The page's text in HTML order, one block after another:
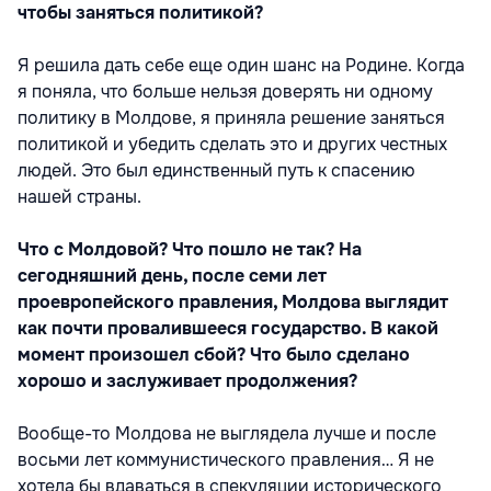
чтобы заняться политикой?
Я решила дать себе еще один шанс на Родине. Когда
я поняла, что больше нельзя доверять ни одному
политику в Молдове, я приняла решение заняться
политикой и убедить сделать это и других честных
людей. Это был единственный путь к спасению
нашей страны.
Что с Молдовой? Что пошло не так? На
сегодняшний день, после семи лет
проевропейского правления, Молдова выглядит
как почти провалившееся государство. В какой
момент произошел сбой? Что было сделано
хорошо и заслуживает продолжения?
Вообще-то Молдова не выглядела лучше и после
восьми лет коммунистического правления… Я не
хотела бы вдаваться в спекуляции исторического